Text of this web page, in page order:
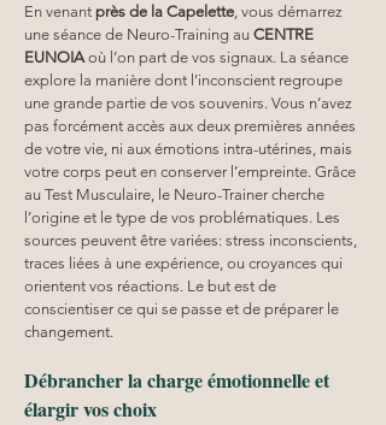
En venant près de la Capelette , vous démarrez
une séance de Neuro-Training au CENTRE
EUNOIA où l’on part de vos signaux. La séance
explore la manière dont l’inconscient regroupe
une grande partie de vos souvenirs. Vous n’avez
pas forcément accès aux deux premières années
de votre vie, ni aux émotions intra-utérines, mais
votre corps peut en conserver l’empreinte. Grâce
au Test Musculaire, le Neuro-Trainer cherche
l’origine et le type de vos problématiques. Les
sources peuvent être variées: stress inconscients,
traces liées à une expérience, ou croyances qui
orientent vos réactions. Le but est de
conscientiser ce qui se passe et de préparer le
changement.
Débrancher la charge émotionnelle et
élargir vos choix